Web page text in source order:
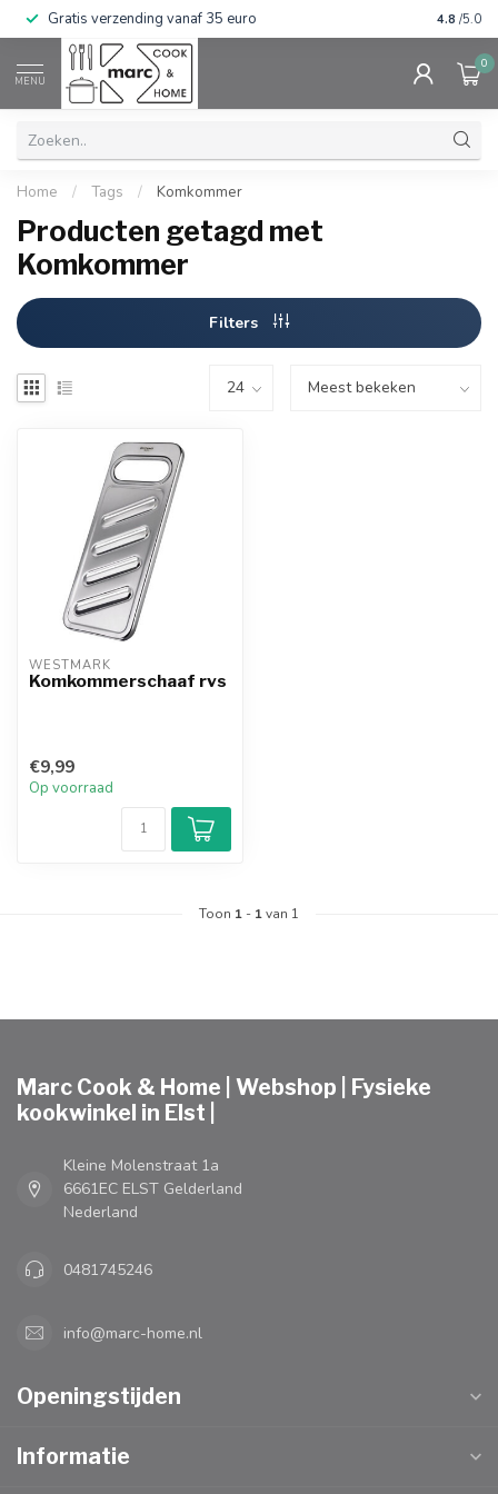
Gratis verzending vanaf 35 euro 4.8 /5.0
MENU
0
Home / Tags / Komkommer
Producten getagd met
Komkommer
Filters
WESTMARK
Komkommerschaaf rvs
€9,99
Op voorraad
Toon 1 - 1van 1
Marc Cook & Home | Webshop | Fysieke
kookwinkel in Elst |
Kleine Molenstraat 1a
6661EC ELST Gelderland
Nederland
0481745246
info@marc-home.nl
Openingstijden
Informatie